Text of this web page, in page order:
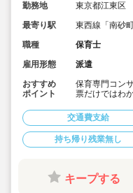
勤務地
東京都江東区
最寄り駅
東西線「南砂
職種
保育士
雇用形態
派遣
おすすめ
ポイント
保育専門コン
票だけではわ
■毎年キララ
人なので安心
■定員100名の
■担任サポート
■東西線「南
■保育士専任
サポートいたし
交通費支給
持ち帰り残業無し
キープする